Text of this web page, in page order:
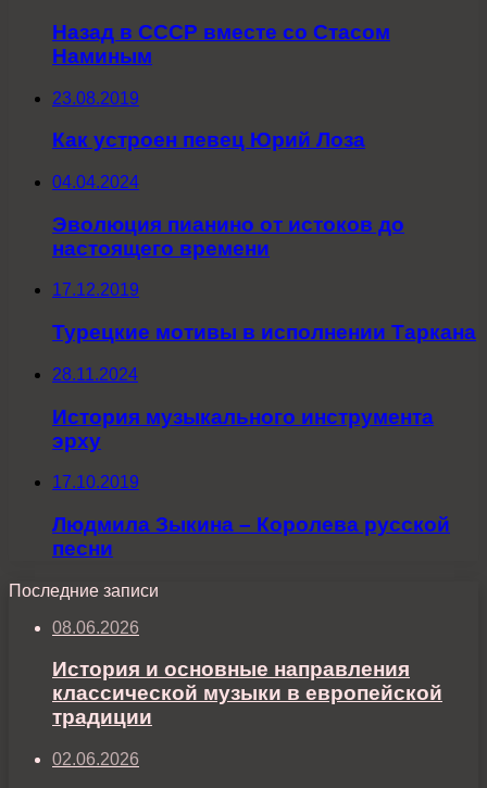
Назад в СССР вместе со Стасом
Наминым
23.08.2019
Как устроен певец Юрий Лоза
04.04.2024
Эволюция пианино от истоков до
настоящего времени
17.12.2019
Турецкие мотивы в исполнении Таркана
28.11.2024
История музыкального инструмента
эрху
17.10.2019
Людмила Зыкина – Королева русской
песни
Последние записи
08.06.2026
История и основные направления
классической музыки в европейской
традиции
02.06.2026